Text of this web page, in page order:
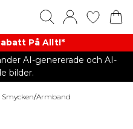
På Allt!*
AI-genererade och AI-
bilder.
/Armband